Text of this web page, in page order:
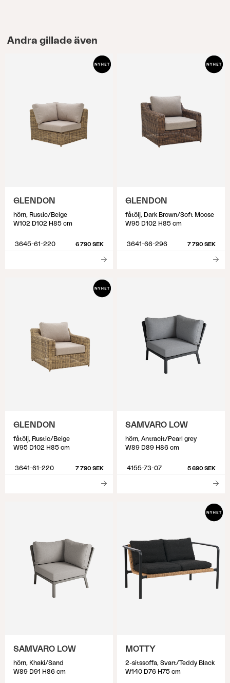
Andra gillade även
GLENDON
hörn, Rustic/Beige
W102 D102 H85 cm
3645-61-220 6 790 SEK
GLENDON
fåtölj, Dark Brown/Soft Moose
W95 D102 H85 cm
3641-66-296 7 790 SEK
GLENDON
fåtölj, Rustic/Beige
W95 D102 H85 cm
3641-61-220 7 790 SEK
SAMVARO LOW
hörn, Antracit/Pearl grey
W89 D89 H86 cm
4155-73-07 5 690 SEK
SAMVARO LOW
hörn, Khaki/Sand
W89 D91 H86 cm
MOTTY
2-sitssoffa, Svart/Teddy Black
W140 D76 H75 cm